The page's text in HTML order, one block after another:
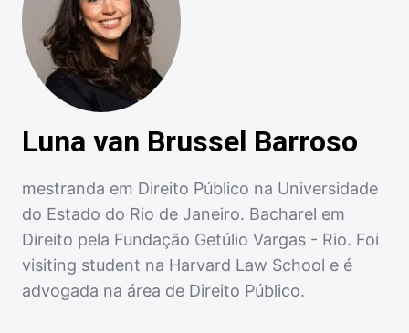
Luna van Brussel Barroso
mestranda em Direito Público na Universidade
do Estado do Rio de Janeiro. Bacharel em
Direito pela Fundação Getúlio Vargas - Rio. Foi
visiting student na Harvard Law School e é
advogada na área de Direito Público.